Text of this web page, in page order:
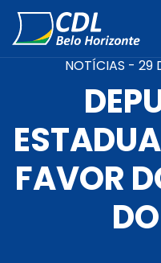
NOTÍCIAS - 29
FAVOR